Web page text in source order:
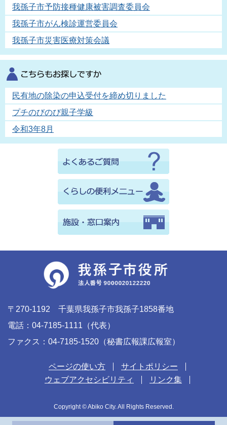
我孫子市予防接種健康被害調査委員会
我孫子市がん検診運営委員会
我孫子市災害医療対策会議
民有地の除染の申込受付を締め切りました
プチのびのび親子学級
令和3年8月
〒270-1192 千葉県我孫子市我孫子1858番地
電話：04-7185-1111（代表）
ファクス：04-7185-1520（秘書広報課広報室）
ページの使い方
サイトポリシー
ウェブアクセシビリティ
リンク集
Copyright © Abiko City. All Rights Reserved.